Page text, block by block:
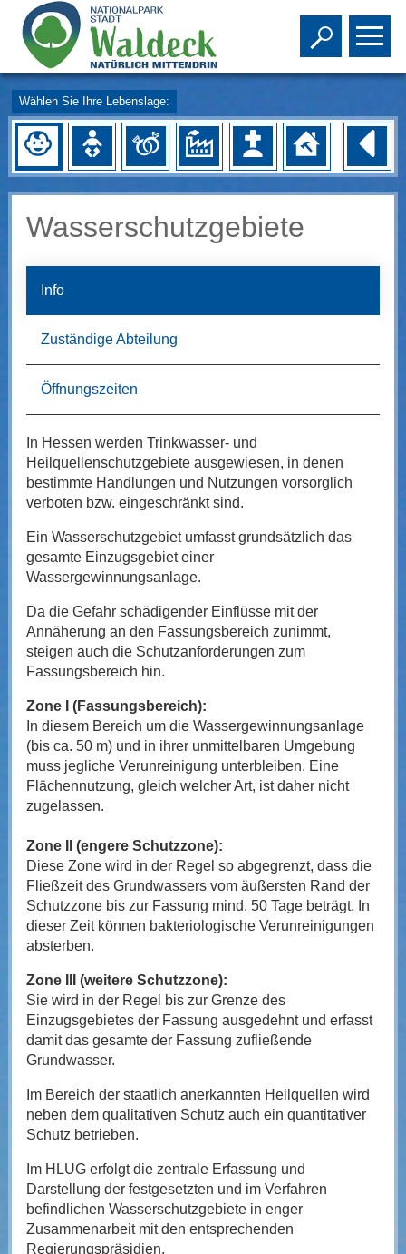
Toggle
Wählen Sie Ihre Lebenslage:
Wasserschutzgebiete
Info
Zuständige Abteilung
Öffnungszeiten
In Hessen werden Trinkwasser- und
Heilquellenschutzgebiete ausgewiesen, in denen
bestimmte Handlungen und Nutzungen vorsorglich
verboten bzw. eingeschränkt sind.
Ein Wasserschutzgebiet umfasst grundsätzlich das
gesamte Einzugsgebiet einer
Wassergewinnungsanlage.
Da die Gefahr schädigender Einflüsse mit der
Annäherung an den Fassungsbereich zunimmt,
steigen auch die Schutzanforderungen zum
Fassungsbereich hin.
Zone I (Fassungsbereich):
In diesem Bereich um die Wassergewinnungsanlage
(bis ca. 50 m) und in ihrer unmittelbaren Umgebung
muss jegliche Verunreinigung unterbleiben. Eine
Flächennutzung, gleich welcher Art, ist daher nicht
zugelassen.
Zone II (engere Schutzzone):
Diese Zone wird in der Regel so abgegrenzt, dass die
Fließzeit des Grundwassers vom äußersten Rand der
Schutzzone bis zur Fassung mind. 50 Tage beträgt. In
dieser Zeit können bakteriologische Verunreinigungen
absterben.
Zone III (weitere Schutzzone):
Sie wird in der Regel bis zur Grenze des
Einzugsgebietes der Fassung ausgedehnt und erfasst
damit das gesamte der Fassung zufließende
Grundwasser.
Im Bereich der staatlich anerkannten Heilquellen wird
neben dem qualitativen Schutz auch ein quantitativer
Schutz betrieben.
Im HLUG erfolgt die zentrale Erfassung und
Darstellung der festgesetzten und im Verfahren
befindlichen Wasserschutzgebiete in enger
Zusammenarbeit mit den entsprechenden
Regierungspräsidien.